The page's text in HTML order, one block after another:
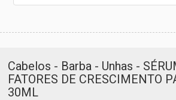
Cabelos - Barba - Unhas -
FATORES DE CRESCIMENTO
30ML